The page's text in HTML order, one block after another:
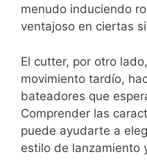
menudo induciendo
ventajoso en ciertas
El cutter, por otro
movimiento tardío,
bateadores que
Comprender las
puede ayudarte a
estilo de lanzamiento